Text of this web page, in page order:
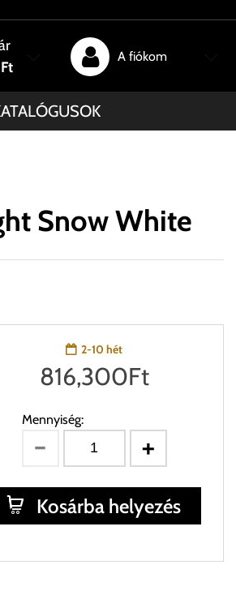
A fiókom
Snow White
2-10 hét
816,300Ft
Mennyiség:
Kosárba helyezés